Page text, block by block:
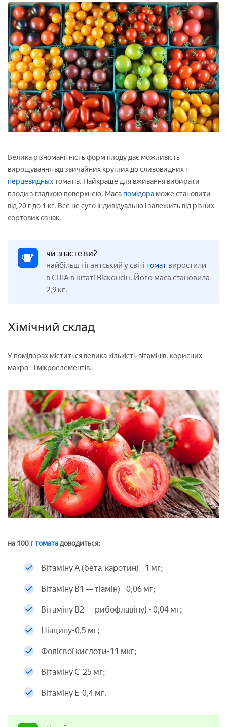
Велика різноманітність форм плоду дає можливість
вирощування від звичайних круглих до сливовидних і
перцевидныхтоматів. Найкраще для вживання вибирати
плоди з гладкою поверхнею. Маса помідора може становити
від 20 г до 1 кг, Все це суто індивідуально і залежить від різних
сортових ознак.
чи знаєте ви?
найбільш гігантський у світі томат виростили
в США в штаті Вісконсін. Його маса становила
2,9 кг.
Хімічний склад
У помідорах міститься велика кількість вітамінів, корисних
макро - і мікроелементів.
на 100 гтоматадоводиться:
Вітаміну А (бета-каротин) - 1 мг;
Вітаміну В1 — тіамін) - 0,06 мг;
Вітаміну В2 — рибофлавіну) - 0,04 мг;
Ніацину-0,5 мг;
Фолієвої кислоти-11 мкг;
Вітаміну C-25 мг;
Вітаміну Е-0,4 мг.